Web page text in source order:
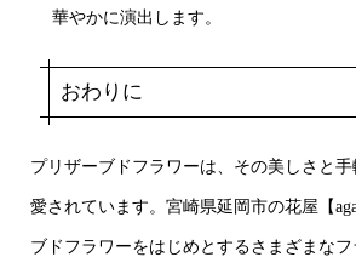
華やかに演出します。
おわりに
プリザーブドフラワーは、その美しさと
愛されています。宮崎県延岡市の花屋【
ブドフラワーをはじめとするさまざまな